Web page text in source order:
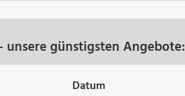
unsere günstigsten Angebote:
Datum